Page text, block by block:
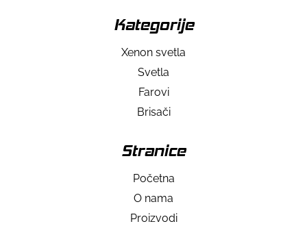
Kategorije
Xenon svetla
Svetla
Farovi
Brisači
Stranice
Početna
O nama
Proizvodi